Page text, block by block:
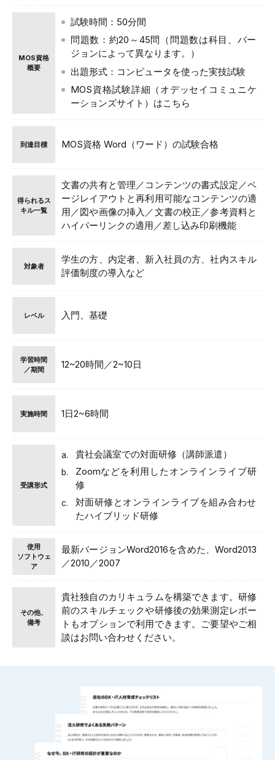
MOS資格
概要
試験時間：50分間
問題数：約20～45問（問題数は科目、バー
ジョンによって異なります。）
出題形式：コンピュータを使った実技試験
MOS資格試験詳細（オデッセイコミュニケ
ーションズサイト）はこちら
到達目標 MOS資格 Word（ワード）の試験合格
得られるス
キル一覧
文書の共有と管理／コンテンツの書式設定／ペ
ージレイアウトと再利用可能なコンテンツの適
用／図や画像の挿入／文書の校正／参考資料と
ハイパーリンクの適用／差し込み印刷機能
対象者
学生の方、内定者、新入社員の方、社内スキル
評価制度の導入など
レベル 入門、基礎
学習時間
／期間
12~20時間／2~10日
実施時間 1日2~6時間
受講形式
貴社会議室での対面研修（講師派遣）
Zoomなどを利用したオンラインライブ研
修
対面研修とオンラインライブを組み合わせ
たハイブリッド研修
使用
ソフトウェ
ア
最新バージョンWord2016を含めた、Word2013
／2010／2007
その他、
備考
貴社独自のカリキュラムを構築できます。研修
前のスキルチェックや研修後の効果測定レポー
トもオプションで利用できます。ご要望やご相
談はお問い合わせください。